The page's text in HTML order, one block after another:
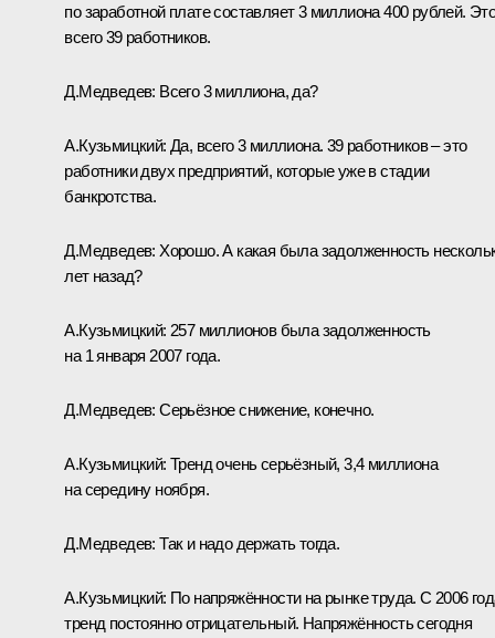
по заработной плате составляет 3 миллиона 400 рублей.
всего 39 работников.
Д.Медведев: Всего 3 миллиона, да?
А.Кузьмицкий: Да, всего 3 миллиона. 39 работников – это
работники двух предприятий, которые уже в стадии
банкротства.
Д.Медведев: Хорошо. А какая была задолженность
лет назад?
А.Кузьмицкий: 257 миллионов была задолженность
на 1 января 2007 года.
Д.Медведев: Серьёзное снижение, конечно.
А.Кузьмицкий: Тренд очень серьёзный, 3,4 миллиона
на середину ноября.
Д.Медведев: Так и надо держать тогда.
А.Кузьмицкий: По напряжённости на рынке труда. С 2006
тренд постоянно отрицательный. Напряжённость сегодня